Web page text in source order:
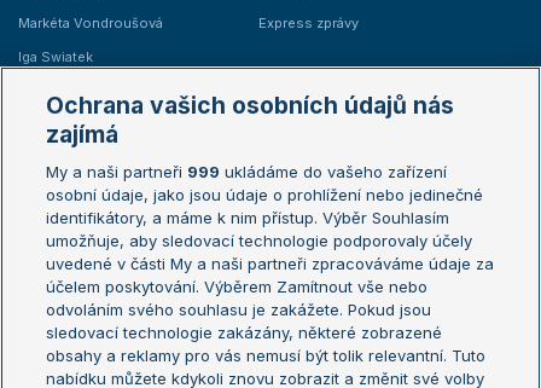
Markéta Vondroušová
Iga Swiatek
Express zprávy
Žebříčky
Žebříček ATP (muži)
Žebříček WTA (ženy)
Sázkařský žebříček
Australian Open
French Open
Wimbledon
US Open
Turnaj mistrů
Turnaj mistryň
Aktualní trendy
Ochrana vašich osobních údajů nás
zajímá
My a naši partneři 999 ukládáme do vašeho zařízení
osobní údaje, jako jsou údaje o prohlížení nebo jedinečné
identifikátory, a máme k nim přístup. Výběr Souhlasím
umožňuje, aby sledovací technologie podporovaly účely
uvedené v části My a naši partneři zpracováváme údaje za
účelem poskytování. Výběrem Zamítnout vše nebo
odvoláním svého souhlasu je zakážete. Pokud jsou
sledovací technologie zakázány, některé zobrazené
obsahy a reklamy pro vás nemusí být tolik relevantní. Tuto
nabídku můžete kdykoli znovu zobrazit a změnit své volby